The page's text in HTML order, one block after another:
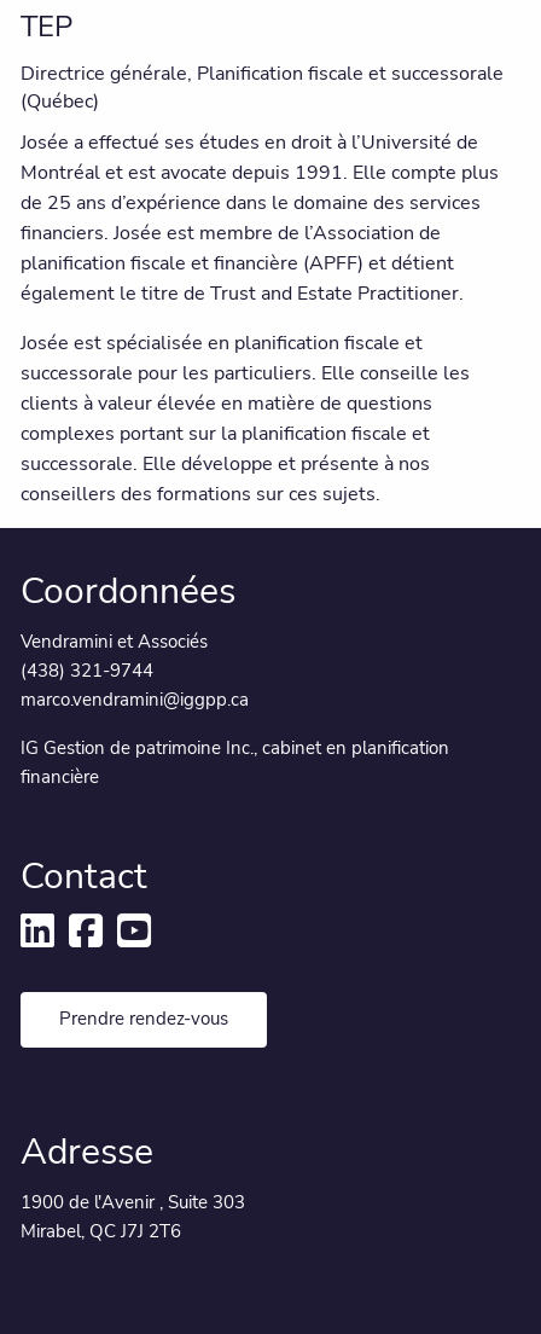
TEP
Directrice générale, Planification fiscale et successorale
(Québec)
Josée a effectué ses études en droit à l’Université de
Montréal et est avocate depuis 1991. Elle compte plus
de 25 ans d’expérience dans le domaine des services
financiers. Josée est membre de l’Association de
planification fiscale et financière (APFF) et détient
également le titre de Trust and Estate Practitioner.
Josée est spécialisée en planification fiscale et
successorale pour les particuliers. Elle conseille les
clients à valeur élevée en matière de questions
complexes portant sur la planification fiscale et
successorale. Elle développe et présente à nos
conseillers des formations sur ces sujets.
Coordonnées
Vendramini et Associés
(438) 321-9744
marco.vendramini@iggpp.ca
IG Gestion de patrimoine Inc., cabinet en planification
financière
Contact
Prendre rendez-vous
Adresse
1900 de l'Avenir , Suite 303
Mirabel, QC J7J 2T6